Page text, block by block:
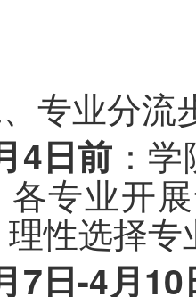
专业分流
4日前 ：
各专业开
性选择专
7日-4月10